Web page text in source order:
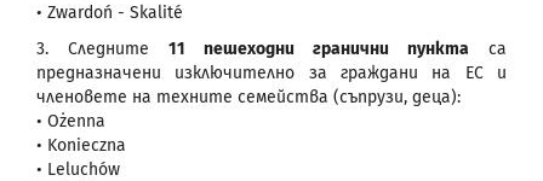
• Zwardoń - Skalité
3. Следните 11 пешеходни гранични пункта са
предназначени изключително за граждани на ЕС и
членовете на техните семейства (съпрузи, деца):
• Ożenna
• Konieczna
• Leluchów